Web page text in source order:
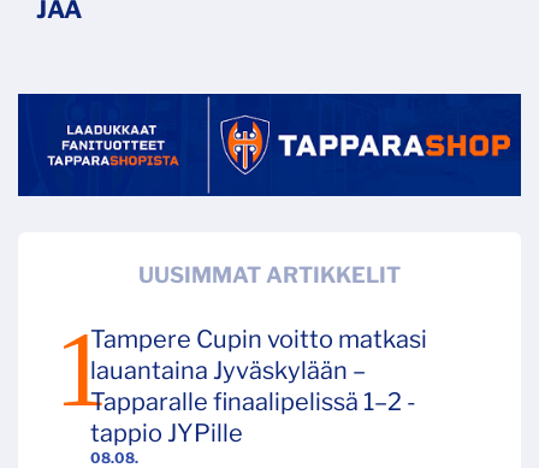
UUSIMMAT ARTIKKELIT
08.08.
Tampere Cupin voitto matkasi
lauantaina Jyväskylään –
Tapparalle finaalipelissä 1–2 -
tappio JYPille